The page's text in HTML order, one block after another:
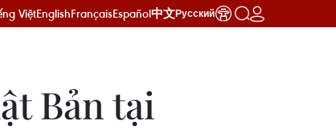
ViệtEnglishFrançaisEspañol中文Русский
Bản tại